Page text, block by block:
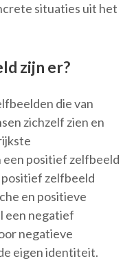
situaties uit het
zijn er?
die van
zichzelf zien en
een positief zelfbeeld
zelfbeeld
en positieve
een negatief
negatieve
eigen identiteit.